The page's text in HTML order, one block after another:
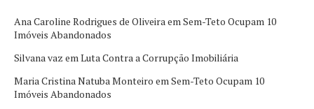
Ana Caroline Rodrigues de Oliveira em Sem-Teto Ocupam 10
Imóveis Abandonados
Silvana vaz em Luta Contra a Corrupção Imobiliária
Maria Cristina Natuba Monteiro em Sem-Teto Ocupam 10
Imóveis Abandonados